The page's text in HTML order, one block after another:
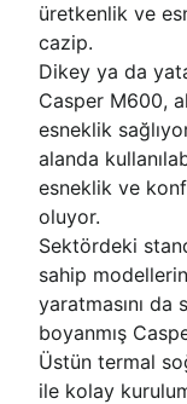
üretkenlik ve
cazip.
Dikey ya da
Casper M600,
esneklik
alanda
esneklik ve
oluyor.
Sektördeki
sahip
yaratmasını
boyanmış
Üstün termal
ile kolay